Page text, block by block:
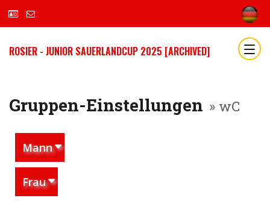
ROSIER - JUNIOR SAUERLANDCUP 2025 [ARCHIVED]
Gruppen-Einstellungen » wC
Mann
Frau